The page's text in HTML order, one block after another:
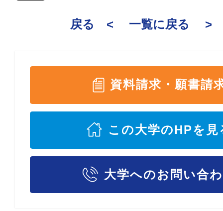
戻る < 一覧に戻る >
資料請求・願書請
この大学のHPを見
大学へのお問い合